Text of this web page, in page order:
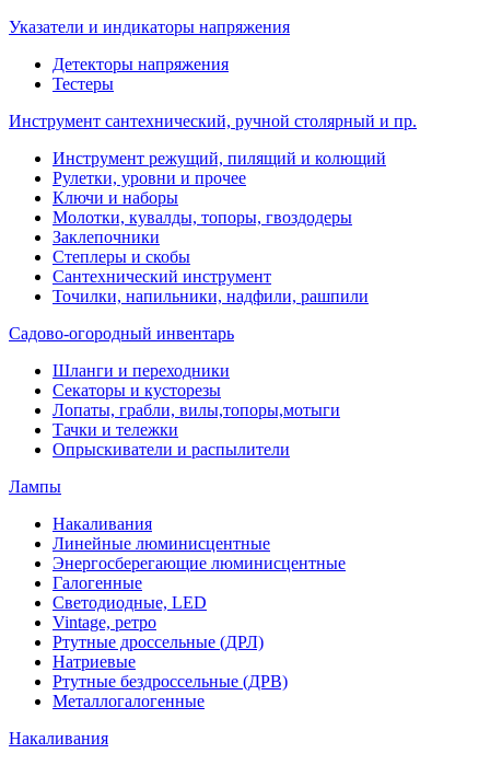
Указатели и индикаторы напряжения
Детекторы напряжения
Тестеры
Инструмент сантехнический, ручной столярный и пр.
Инструмент режущий, пилящий и колющий
Рулетки, уровни и прочее
Ключи и наборы
Молотки, кувалды, топоры, гвоздодеры
Заклепочники
Степлеры и скобы
Сантехнический инструмент
Точилки, напильники, надфили, рашпили
Садово-огородный инвентарь
Шланги и переходники
Секаторы и кусторезы
Лопаты, грабли, вилы,топоры,мотыги
Тачки и тележки
Опрыскиватели и распылители
Лампы
Накаливания
Линейные люминисцентные
Энергосберегающие люминисцентные
Галогенные
Светодиодные, LED
Vintage, ретро
Ртутные дроссельные (ДРЛ)
Натриевые
Ртутные бездроссельные (ДРВ)
Металлогалогенные
Накаливания